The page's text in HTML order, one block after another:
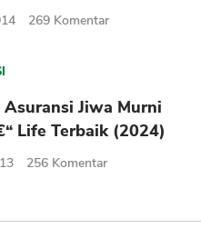
269 Komentar
Jiwa Murni
Life Terbaik (2024)
256 Komentar